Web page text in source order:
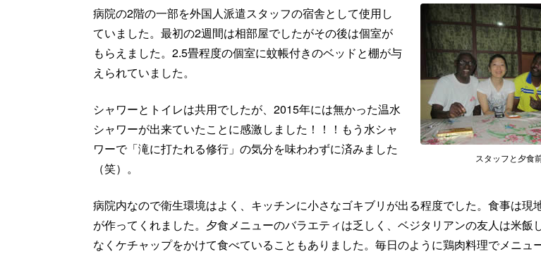
スタッフと夕食
病院の2階の一部を外国人派遣スタッフの宿舎として使用し
ていました。最初の2週間は相部屋でしたがその後は個室が
もらえました。2.5畳程度の個室に蚊帳付きのベッドと棚が与
えられていました。
シャワーとトイレは共用でしたが、2015年には無かった温水
シャワーが出来ていたことに感激しました！！！もう水シャ
ワーで「滝に打たれる修行」の気分を味わわずに済みました
（笑）。
病院内なので衛生環境はよく、キッチンに小さなゴキブリが出る程度でした。食事は現
が作ってくれました。夕食メニューのバラエティは乏しく、ベジタリアンの友人は米飯
なくケチャップをかけて食べていることもありました。毎日のように鶏肉料理でメニュ